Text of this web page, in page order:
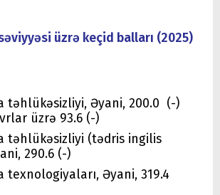
üzrə keçid balları (2025)
təhlükəsizliyi, Əyani, 200.0 (-)
üzrə 93.6 (-)
təhlükəsizliyi (tədris ingilis
290.6 (-)
texnologiyaları, Əyani, 319.4